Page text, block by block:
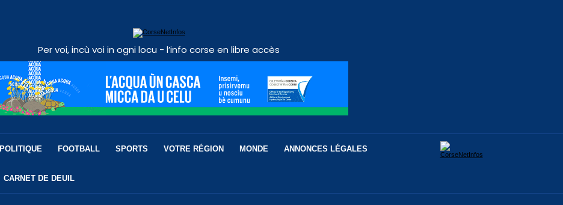
Per voi, incù voi in ogni locu - l’info corse en libre accès
POLITIQUE FOOTBALL SPORTS VOTRE RÉGION MONDE ANNONCES LÉGALES
CARNET DE DEUIL